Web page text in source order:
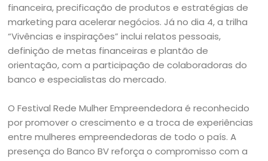
financeira, precificação de produtos e estratégias de
marketing para acelerar negócios. Já no dia 4, a trilha
“Vivências e inspirações” inclui relatos pessoais,
definição de metas financeiras e plantão de
orientação, com a participação de colaboradoras do
banco e especialistas do mercado.
O Festival Rede Mulher Empreendedora é reconhecido
por promover o crescimento e a troca de experiências
entre mulheres empreendedoras de todo o país. A
presença do Banco BV reforça o compromisso com a